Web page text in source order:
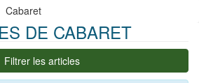
Cabaret
DE CABARET
Filtrer les articles